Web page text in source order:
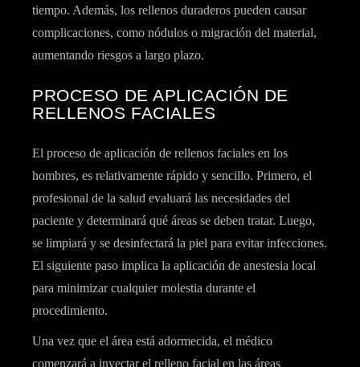
tiempo. Además, los rellenos duraderos pueden causar
complicaciones, como nódulos o migración del material,
aumentando riesgos a largo plazo.
PROCESO DE APLICACIÓN DE
RELLENOS FACIALES
El proceso de aplicación de rellenos faciales en los
hombres, es relativamente rápido y sencillo. Primero, el
profesional de la salud evaluará las necesidades del
paciente y determinará qué áreas se deben tratar. Luego,
se limpiará y se desinfectará la piel para evitar infecciones.
El siguiente paso implica la aplicación de anestesia local
para minimizar cualquier molestia durante el
procedimiento.
Una vez que el área está adormecida, el médico
comenzará a inyectar el relleno facial en las áreas